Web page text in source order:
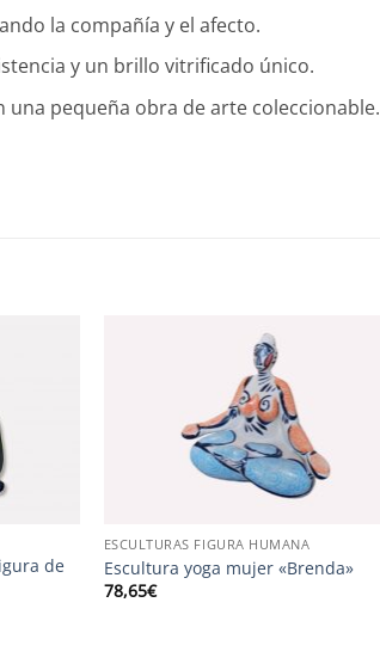
la compañía y el afecto.
y un brillo vitrificado único.
pequeña obra de arte coleccionable.
de
ESCULTURAS FIGURA HUMANA
Escultura yoga mujer «Brenda»
78,65€